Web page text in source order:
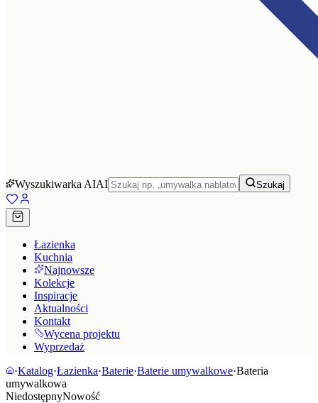
Wyszukiwarka AIAI Szukaj
Łazienka
Kuchnia
Najnowsze
Kolekcje
Inspiracje
Aktualności
Kontakt
Wycena projektu
Wyprzedaż
·Katalog·Łazienka·Baterie·Baterie umywalkowe·Bateria
umywalkowa
NiedostępnyNowość